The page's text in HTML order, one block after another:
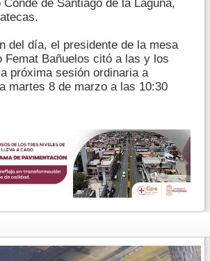
de Santiago de la Laguna,
del día, el presidente de la mesa
Femat Bañuelos citó a las y los
próxima sesión ordinaria a
martes 8 de marzo a las 10:30